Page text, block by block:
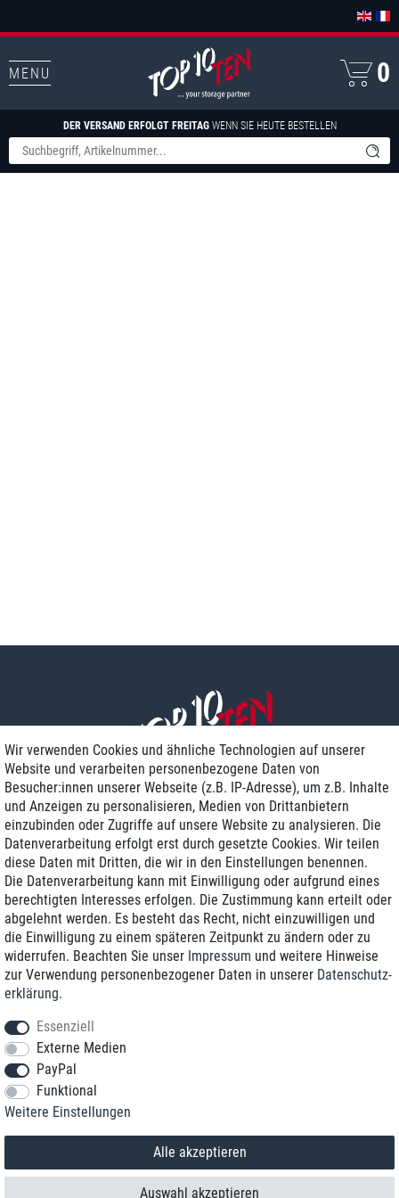
MENU
DER VERSAND ERFOLGT FREITAGWENN SIE HEUTE BESTELLEN
0
Zustellung am nächsten Werktag
Günstiger Versand
Generalüberholt mit Garantie
+49 8989 96160*
*Sie erreichen uns zum Ortstarif von Montag bis Freitag von 9 Uhr - 18 Uhr.
© 2018 TOP TEN Computervertrieb GmbH
Wir verwenden Cookies und ähnliche Technologien auf unserer
Website und verarbeiten personenbezogene Daten von
Besucher:innen unserer Webseite (z.B. IP-Adresse), um z.B. Inhalte
und Anzeigen zu personalisieren, Medien von Drittanbietern
einzubinden oder Zugriffe auf unsere Website zu analysieren. Die
Datenverarbeitung erfolgt erst durch gesetzte Cookies. Wir teilen
diese Daten mit Dritten, die wir in den Einstellungen benennen.
Die Datenverarbeitung kann mit Einwilligung oder aufgrund eines
berechtigten Interesses erfolgen. Die Zustimmung kann erteilt oder
abgelehnt werden. Es besteht das Recht, nicht einzuwilligen und
die Einwilligung zu einem späteren Zeitpunkt zu ändern oder zu
widerrufen. Beachten Sie unser Impressum und weitere Hinweise
zur Verwendung personenbezogener Daten in unserer Daten­schutz­
erklärung.
Essenziell
Externe Medien
PayPal
Funktional
Weitere Einstellungen
Alle akzeptieren
Auswahl akzeptieren